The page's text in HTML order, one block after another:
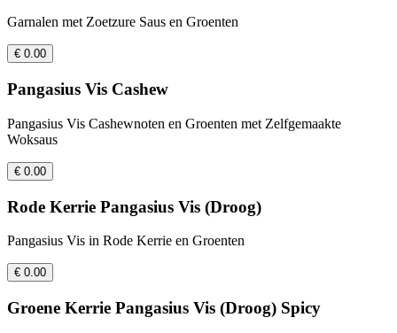
Garnalen met Zoetzure Saus en Groenten
€ 0.00
Pangasius Vis Cashew
Pangasius Vis Cashewnoten en Groenten met Zelfgemaakte
Woksaus
€ 0.00
Rode Kerrie Pangasius Vis (Droog)
Pangasius Vis in Rode Kerrie en Groenten
€ 0.00
Groene Kerrie Pangasius Vis (Droog) Spicy